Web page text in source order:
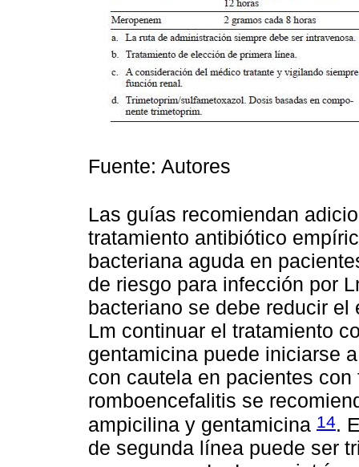
Fuente: Autores
Las guías recomiendan
tratamiento antibiótico
bacteriana aguda en
de riesgo para infección por
bacteriano se debe reducir
Lm continuar el tratamiento
gentamicina puede iniciarse
con cautela en pacientes
romboencefalitis se
ampicilina y gentamicina 14.
de segunda línea puede ser